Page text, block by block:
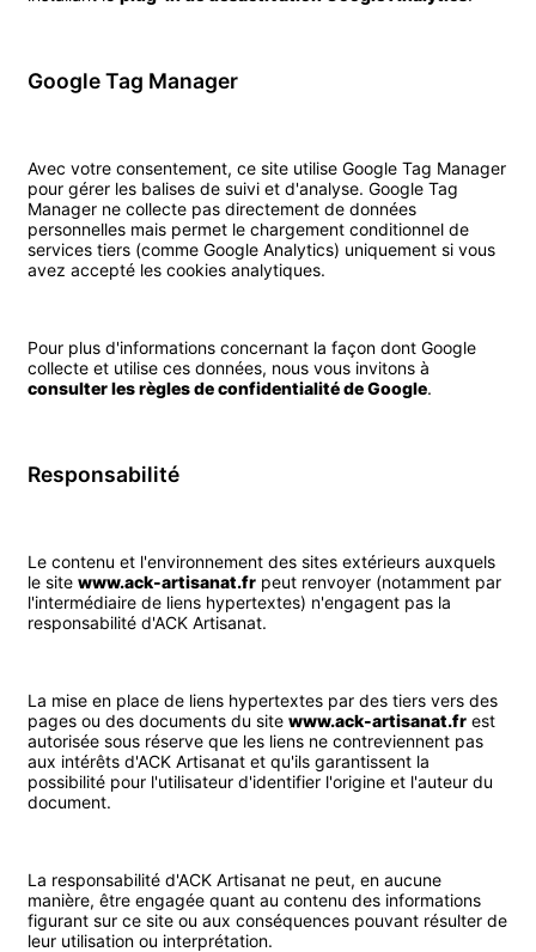
Google Tag Manager
Avec votre consentement, ce site utilise Google Tag Manager
pour gérer les balises de suivi et d'analyse. Google Tag
Manager ne collecte pas directement de données
personnelles mais permet le chargement conditionnel de
services tiers (comme Google Analytics) uniquement si vous
avez accepté les cookies analytiques.
Pour plus d'informations concernant la façon dont Google
collecte et utilise ces données, nous vous invitons à
consulter les règles de confidentialité de Google.
Responsabilité
Le contenu et l'environnement des sites extérieurs auxquels
le site www.ack-artisanat.fr peut renvoyer (notamment par
l'intermédiaire de liens hypertextes) n'engagent pas la
responsabilité d'ACK Artisanat.
La mise en place de liens hypertextes par des tiers vers des
pages ou des documents du site www.ack-artisanat.fr est
autorisée sous réserve que les liens ne contreviennent pas
aux intérêts d'ACK Artisanat et qu'ils garantissent la
possibilité pour l'utilisateur d'identifier l'origine et l'auteur du
document.
La responsabilité d'ACK Artisanat ne peut, en aucune
manière, être engagée quant au contenu des informations
figurant sur ce site ou aux conséquences pouvant résulter de
leur utilisation ou interprétation.